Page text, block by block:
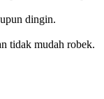
dingin.
tidak mudah robek.